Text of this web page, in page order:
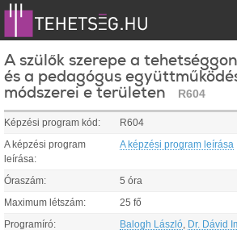
A szülők szerepe a
és a pedagógus
módszerei e területen
R604
Képzési program kód: R604
A képzési program
leírása:
A képzési program leírása
Óraszám: 5 óra
Maximum létszám: 25 fő
Programíró: Balogh László Dr. Dávid